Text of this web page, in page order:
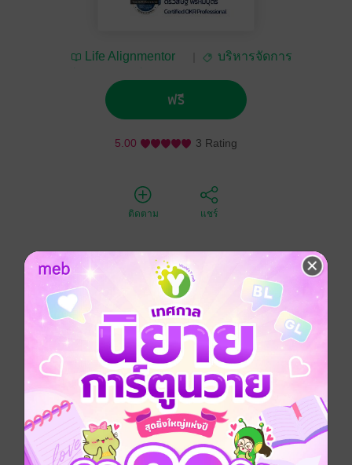
Life Alignmentor
บริหารจัดการ
ฟรี
5.00 3 Rating
ติดตาม แชร์
อัลเบิร์ต ไอน์สไตน์ กล่าวไว้ว่า ...
"ถ้าคุณไม่สามารถอธิบายอย่างเรียบง่ายได้แปลว่าคุณไม่
ได้เข้าใจดีพอ"
เป็นความจริงแท้แน่นอนเสมอมาจวบจนปัจจุบันที่มีการนำ
Objective & Key Results (OKRs) มาใช้ในหลากหลาย
องค์กร
คำกล่าวของอัลเบิร์ต ไอน์สไตน์ เป็นแรงบันดาลใจให้
หลายองค์กรพัฒนาการบริหารจัดการเพื่อส่งมอบคุณค่าที่ดี
ที่สุดแก่ลูกค้า และทักษะประการหนึ่งที่ทำให้บุคลากรใน
องค์กรทำในสิ่งที่ลูกค้าชื่นชอบ คือทักษะการสะท้อนคิด
(Reflection)